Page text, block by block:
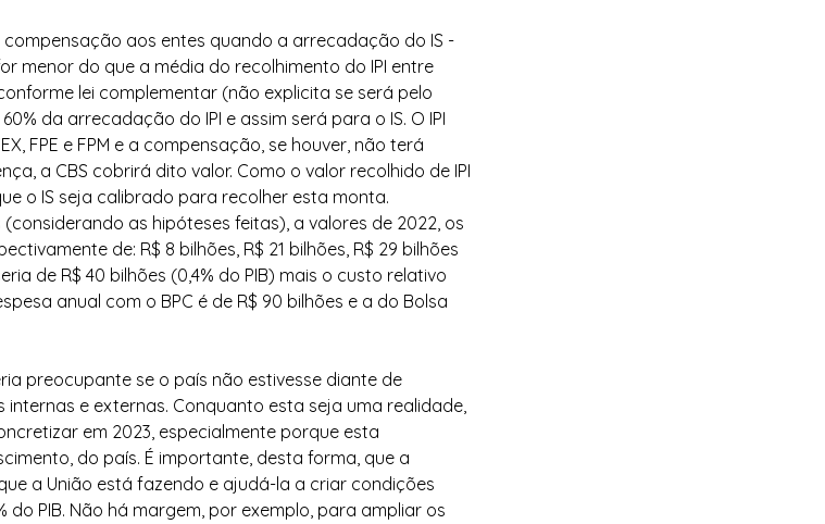
aos entes quando a arrecadação do IS -
menor do que a média do recolhimento do IPI entre
lei complementar (não explicita se será pelo
da arrecadação do IPI e assim será para o IS. O IPI
FPE e FPM e a compensação, se houver, não terá
a CBS cobrirá dito valor. Como o valor recolhido de IPI
o IS seja calibrado para recolher esta monta.
as hipóteses feitas), a valores de 2022, os
de: R$ 8 bilhões, R$ 21 bilhões, R$ 29 bilhões
de R$ 40 bilhões (0,4% do PIB) mais o custo relativo
anual com o BPC é de R$ 90 bilhões e a do Bolsa
preocupante se o país não estivesse diante de
e externas. Conquanto esta seja uma realidade,
em 2023, especialmente porque esta
do país. É importante, desta forma, que a
a União está fazendo e ajudá-la a criar condições
PIB. Não há margem, por exemplo, para ampliar os